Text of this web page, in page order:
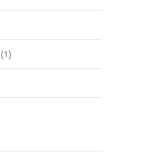
(1)